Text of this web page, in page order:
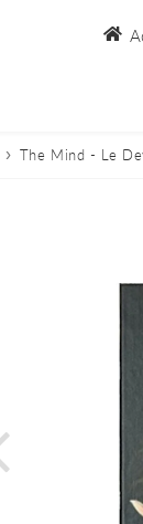
› The Mind - Le